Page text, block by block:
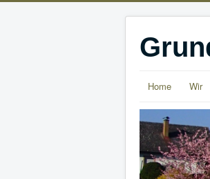
Home Wir